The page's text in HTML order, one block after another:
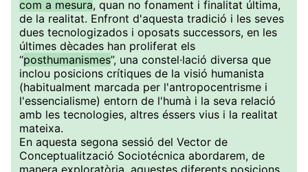
com a mesura, quan no fonament i finalitat última,
de la realitat. Enfront d'aquesta tradició i les seves
dues tecnologizados i oposats successors, en les
últimes dècades han proliferat els
“posthumanismes”, una constel·lació diversa que
inclou posicions crítiques de la visió humanista
(habitualment marcada per l'antropocentrisme i
l'essencialisme) entorn de l'humà i la seva relació
amb les tecnologies, altres éssers vius i la realitat
mateixa.
En aquesta segona sessió del Vector de
Conceptualització Sociotécnica abordarem, de
manera exploratòria, aquestes diferents posicions.